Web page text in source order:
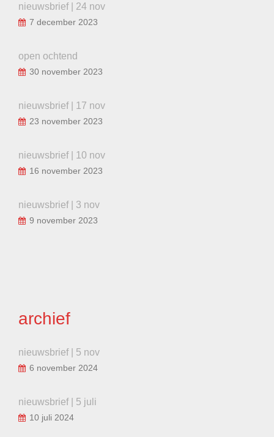
nieuwsbrief | 24 nov
7 december 2023
open ochtend
30 november 2023
nieuwsbrief | 17 nov
23 november 2023
nieuwsbrief | 10 nov
16 november 2023
nieuwsbrief | 3 nov
9 november 2023
archief
nieuwsbrief | 5 nov
6 november 2024
nieuwsbrief | 5 juli
10 juli 2024